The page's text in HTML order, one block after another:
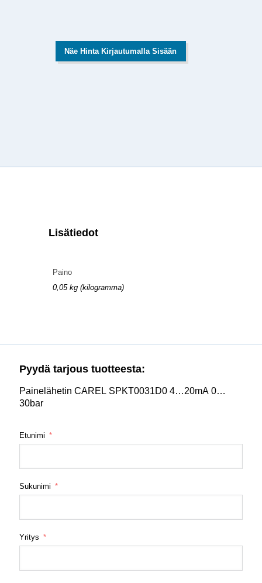
Näe Hinta Kirjautumalla Sisään
Lisätiedot
Paino
0,05 kg (kilogramma)
Pyydä tarjous tuotteesta:
Painelähetin CAREL SPKT0031D0 4…20mA 0…
30bar
Etunimi
Sukunimi
Yritys